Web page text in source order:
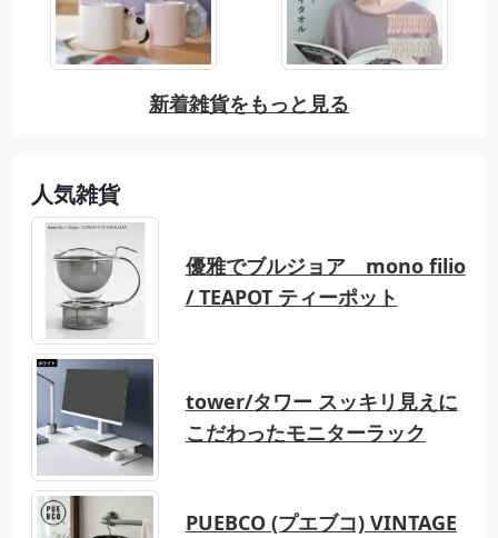
新着雑貨をもっと見る
人気雑貨
優雅でブルジョア mono filio
/ TEAPOT ティーポット
tower/タワー スッキリ見えに
こだわったモニターラック
PUEBCO (プエブコ) VINTAGE